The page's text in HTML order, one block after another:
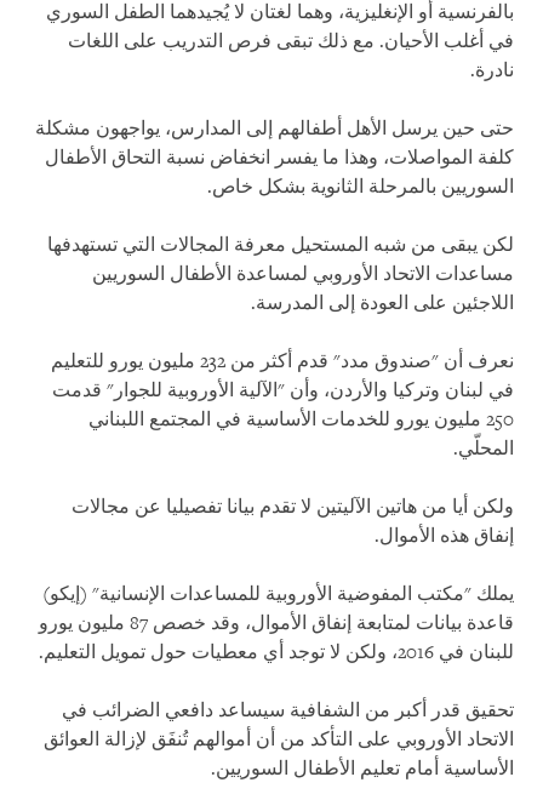
بالفرنسية أو الإنغليزية، وهما لغتان لا يُجيدهما الطفل السوري
في أغلب الأحيان. مع ذلك تبقى فرص التدريب على اللغات
نادرة.
حتى حين يرسل الأهل أطفالهم إلى المدارس، يواجهون مشكلة
كلفة المواصلات، وهذا ما يفسر انخفاض نسبة التحاق الأطفال
السوريين بالمرحلة الثانوية بشكل خاص.
لكن يبقى من شبه المستحيل معرفة المجالات التي تستهدفها
مساعدات الاتحاد الأوروبي لمساعدة الأطفال السوريين
اللاجئين على العودة إلى المدرسة.
نعرف أن "صندوق مدد" قدم أكثر من 232 مليون يورو للتعليم
في لبنان وتركيا والأردن، وأن "الآلية الأوروبية للجوار" قدمت
250 مليون يورو للخدمات الأساسية في المجتمع اللبناني
المحلّي.
ولكن أيا من هاتين الآليتين لا تقدم بيانا تفصيليا عن مجالات
إنفاق هذه الأموال.
يملك "مكتب المفوضية الأوروبية للمساعدات الإنسانية" (إيكو)
قاعدة بيانات لمتابعة إنفاق الأموال، وقد خصص 87 مليون يورو
للبنان في 2016، ولكن لا توجد أي معطيات حول تمويل التعليم.
تحقيق قدر أكبر من الشفافية سيساعد دافعي الضرائب في
الاتحاد الأوروبي على التأكد من أن أموالهم تُنفَق لإزالة العوائق
الأساسية أمام تعليم الأطفال السوريين.